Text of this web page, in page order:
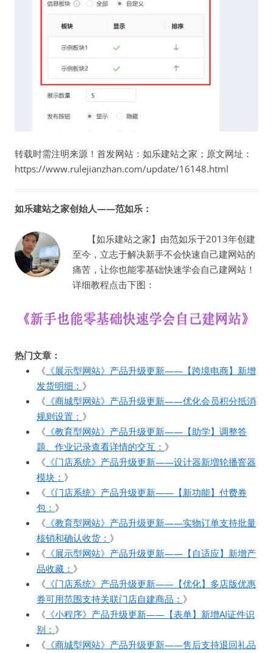
转载时需注明来源！首发网站：如乐建站之家；原文网址：
https://www.rulejianzhan.com/update/16148.html
如乐建站之家创始人——范如乐：
【如乐建站之家】由范如乐于2013年创建
至今，立志于解决新手不会快速自己建网站的
痛苦，让你也能零基础快速学会自己建网站！
详细教程点击下图：
热门文章：
《 《展示型网站》产品升级更新——【跨境电商】新增
发货明细： 》
《 《商城型网站》产品升级更新——优化会员积分抵消
规则设置： 》
《 《教育型网站》产品升级更新——【助学】调整答
题、作业记录查看详情的交互： 》
《 《门店系统》产品升级更新——设计器新増轮播窨器
模块： 》
《 《门店系统》产品升级更新——【新功能】付费券
包： 》
《 《教育型网站》产品升级更新——实物订单支持批量
核销和确认收货： 》
《 《展示型网站》产品升级更新——【自适应】新增产
品收藏： 》
《 《门店系统》产品升级更新——【优化】多店版优惠
券可用范围支持关联门店自建商品： 》
《 《小程序》产品升级更新——【表单】新增AI证件识
别： 》
《 《商城型网站》产品升级更新——售后支持退回礼品